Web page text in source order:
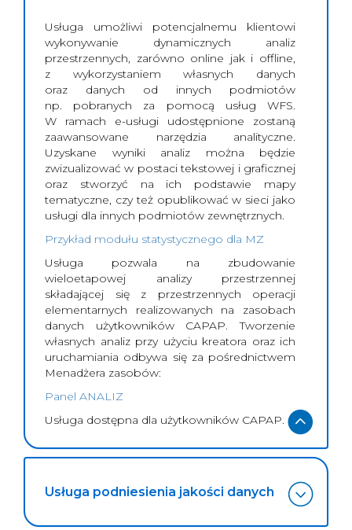
Usługa umożliwi potencjalnemu klientowi
wykonywanie dynamicznych analiz
przestrzennych, zarówno online jak i offline,
z wykorzystaniem własnych danych
oraz danych od innych podmiotów
np. pobranych za pomocą usług WFS.
W ramach e-usługi udostępnione zostaną
zaawansowane narzędzia analityczne.
Uzyskane wyniki analiz można będzie
zwizualizować w postaci tekstowej i graficznej
oraz stworzyć na ich podstawie mapy
tematyczne, czy też opublikować w sieci jako
usługi dla innych podmiotów zewnętrznych.
Przykład modułu statystycznego dla MZ
Usługa pozwala na zbudowanie
wieloetapowej analizy przestrzennej
składającej się z przestrzennych operacji
elementarnych realizowanych na zasobach
danych użytkowników CAPAP. Tworzenie
własnych analiz przy użyciu kreatora oraz ich
uruchamiania odbywa się za pośrednictwem
Menadżera zasobów:
Panel ANALIZ
Usługa dostępna dla użytkowników CAPAP.
Usługa podniesienia jakości danych